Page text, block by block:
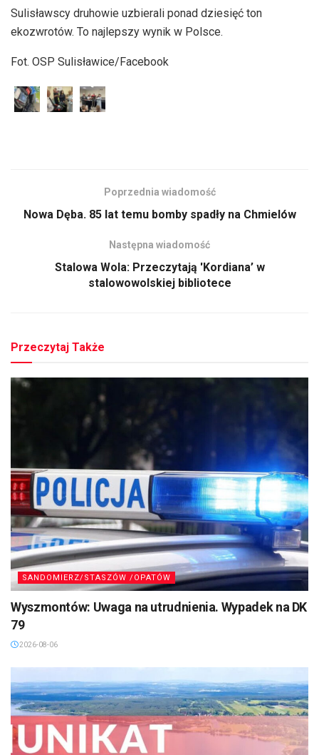
Sulisławscy druhowie uzbierali ponad dziesięć ton
ekozwrotów. To najlepszy wynik w Polsce.
Fot. OSP Sulisławice/Facebook
Poprzednia wiadomość
Nowa Dęba. 85 lat temu bomby spadły na Chmielów
Następna wiadomość
Stalowa Wola: Przeczytają 'Kordiana’ w
stalowowolskiej bibliotece
Przeczytaj Także
SANDOMIERZ/STASZÓW /OPATÓW
Wyszmontów: Uwaga na utrudnienia. Wypadek na DK
79
2026-08-06